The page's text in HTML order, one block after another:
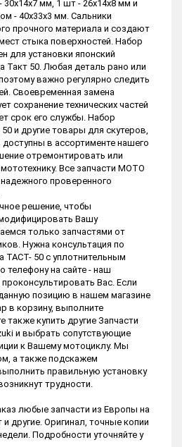
мм, 1 шт - 26х14х8 мм и
- 40х33х3 мм. Сальники
прочного материала и создают
стыка поверхностей. Набор
для установки японский
Такт 50. Любая деталь рано или
важно регулярно следить
Своевременная замена
сохранение технических частей
срок его службы. Набор
и другие товары для скутеров,
в ассортименте нашего
отремонтировать или
Все запчасти МОТО
проверенного
решение, чтобы
Вашу
только запчастями от
Нужна консультация по
TACT- 50 с уплотнительным
телефону на сайте - наш
Вас. Если
позицию в нашем магазине
в корзину, выполните
купить другие Запчасти
и выбрать сопутствующие
к Вашему мотоциклу. Мы
а также подскажем
правильную установку
трудности.
любые запчасти из Европы на
другие. Оригинал, точные копии
Подробности уточняйте у